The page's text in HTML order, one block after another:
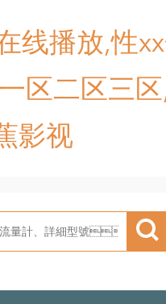
线播放,性
区二区三
影视